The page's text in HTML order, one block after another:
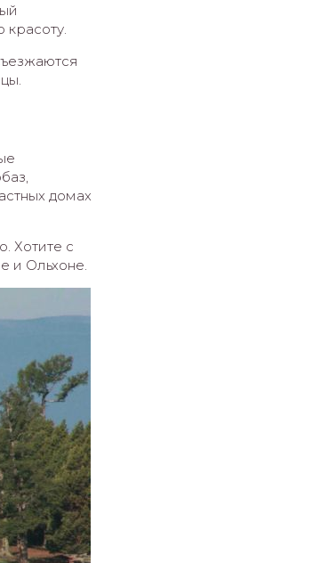
домах
Хотите с
и Ольхоне.